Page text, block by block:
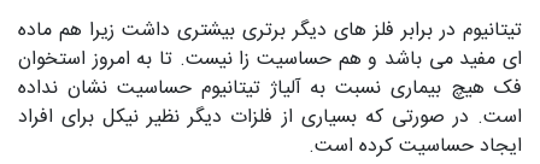
تیتانیوم در برابر فلز های دیگر برتری بیشتری داشت زیرا هم ماده
ای مفید می باشد و هم حساسیت زا نیست. تا به امروز استخوان
فک هیچ بیماری نسبت به آلیاژ تیتانیوم حساسیت نشان نداده
است. در صورتی که بسیاری از فلزات دیگر نظیر نیکل برای افراد
ایجاد حساسیت کرده است.